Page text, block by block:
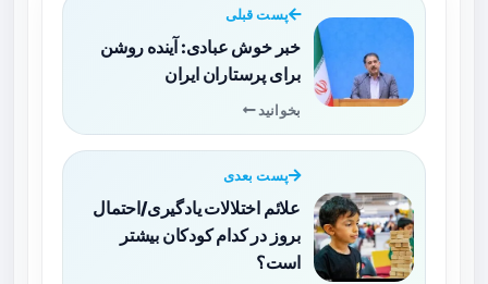
پست قبلی
خبر خوش عبادی: آینده روشن
برای پرستاران ایران
بخوانید
پست بعدی
علائم اختلالات یادگیری/احتمال
بروز در کدام کودکان بیشتر
است؟